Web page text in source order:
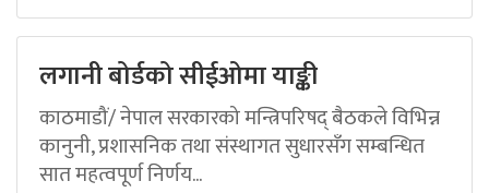
लगानी बोर्डको सीईओमा याङ्की
काठमाडौं/ नेपाल सरकारको मन्त्रिपरिषद् बैठकले विभिन्न
कानुनी, प्रशासनिक तथा संस्थागत सुधारसँग सम्बन्धित
सात महत्वपूर्ण निर्णय...